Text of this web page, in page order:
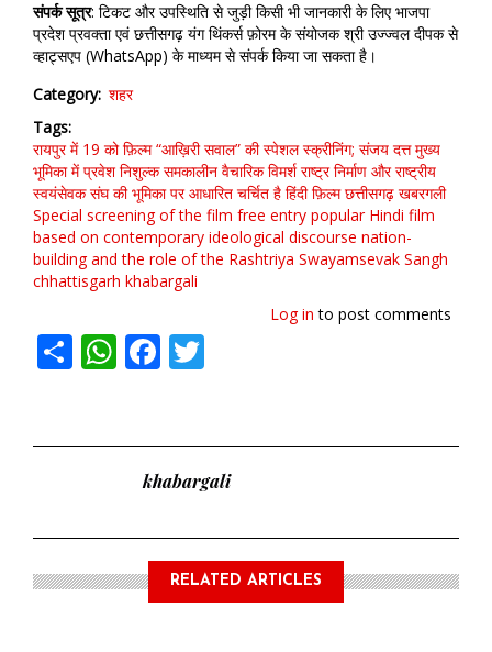
संपर्क सूत्र: टिकट और उपस्थिति से जुड़ी किसी भी जानकारी के लिए भाजपा
प्रदेश प्रवक्ता एवं छत्तीसगढ़ यंग थिंकर्स फ़ोरम के संयोजक श्री उज्ज्वल दीपक से
व्हाट्सएप (WhatsApp) के माध्यम से संपर्क किया जा सकता है।
Category शहर
Tags
रायपुर में 19 को फ़िल्म “आख़िरी सवाल” की स्पेशल स्क्रीनिंग; संजय दत्त मुख्य
भूमिका में प्रवेश निशुल्क समकालीन वैचारिक विमर्श राष्ट्र निर्माण और राष्ट्रीय
स्वयंसेवक संघ की भूमिका पर आधारित चर्चित है हिंदी फ़िल्म छत्तीसगढ़ खबरगली
Special screening of the film free entry popular Hindi film
based on contemporary ideological discourse nation-
building and the role of the Rashtriya Swayamsevak Sangh
chhattisgarh khabargali
Log in to post comments
ShareWhatsApp
Facebook
khabargali
RELATED ARTICLES